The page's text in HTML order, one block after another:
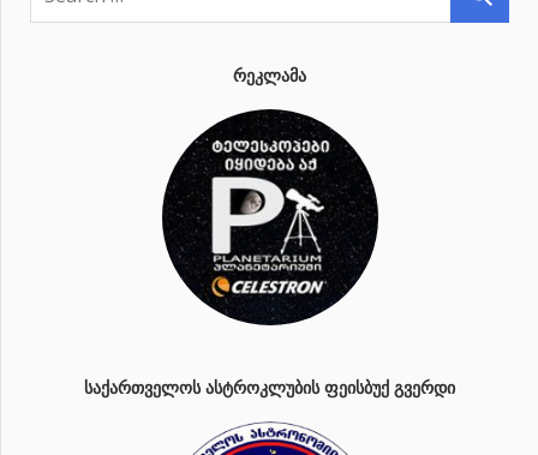
ᲠᲔᲙᲚᲐᲛᲐ
ᲡᲐᲥᲐᲠᲗᲕᲔᲚᲝᲡ ᲐᲡᲢᲠᲝᲙᲚᲣᲑᲘᲡ ᲤᲔᲘᲡᲑᲣᲥ ᲒᲕᲔᲠᲓᲘ